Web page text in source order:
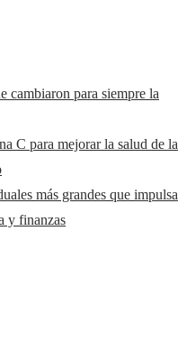
cambiaron para siempre la
C para mejorar la salud de
más grandes que
y finanzas